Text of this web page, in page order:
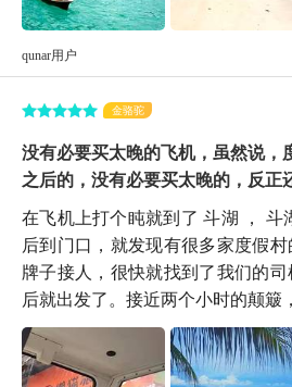
qunar用户
金骆驼
没有必要买太晚的飞机，虽然说，
之后的，没有必要买太晚的，反正
在飞机上打个盹就到了 斗湖 ， 斗
后到门口，就发现有很多家度假
牌子接人，很快就找到了我们的
后就出发了。接近两个小时的颠簸